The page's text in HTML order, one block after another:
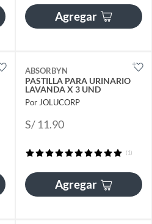
Agregar
ABSORBYN
PASTILLA PARA URINARIO
LAVANDA X 3 UND
Por JOLUCORP
S/ 11.90
(1)
Agregar